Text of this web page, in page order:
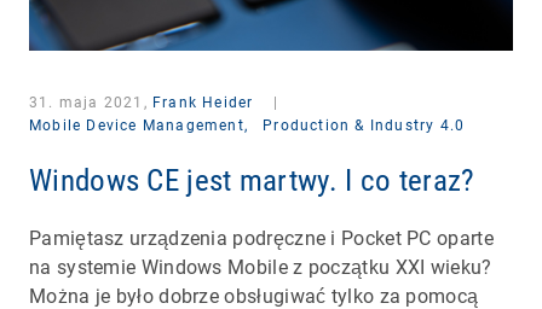
31. maja 2021, Frank Heider
Mobile Device Management,
Production & Industry 4.0
Windows CE jest martwy. I co teraz?
Pamiętasz urządzenia podręczne i Pocket PC oparte
na systemie Windows Mobile z początku XXI wieku?
Można je było dobrze obsługiwać tylko za pomocą